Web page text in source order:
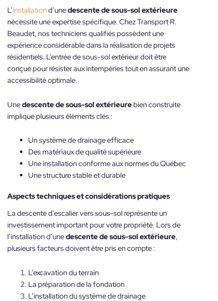
L’installationd’unedescente de sous-sol extérieure
nécessite une expertise spécifique. Chez Transport R.
Beaudet, nos techniciens qualifiés possèdent une
expérience considérable dans la réalisation de projets
résidentiels. L’entrée de sous-sol extérieur doit être
conçue pour résister aux intempéries tout en assurant une
accessibilité optimale.
Unedescente de sous-sol extérieurebien construite
implique plusieurs éléments clés :
Un système de drainage efficace
Des matériaux de qualité supérieure
Une installation conforme aux normes du Québec
Une structure stable et durable
Aspects techniques et considérations pratiques
La descente d’escalier vers sous-sol représente un
investissement important pour votre propriété. Lors de
l’installation d’unedescente de sous-sol extérieure,
plusieurs facteurs doivent être pris en compte :
L’excavation du terrain
La préparation de la fondation
L’installation du système de drainage